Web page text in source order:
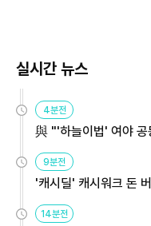
실시간 뉴스
4분전
與 "'하늘이법' 여야
9분전
'캐시딜' 캐시워크 돈
14분전